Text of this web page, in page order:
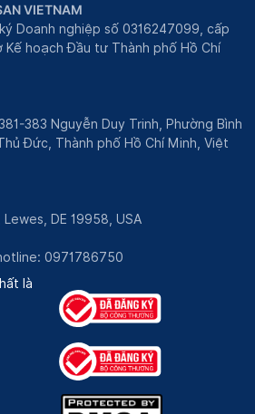
VIETNAM
Doanh nghiệp số 0316247099, cấp
hoạch Đầu tư Thành phố Hồ Chí
383 Nguyễn Duy Trinh, Phường Bình
Đức, Thành phố Hồ Chí Minh, Việt
DE 19958, USA
hotline: 0971786750
là